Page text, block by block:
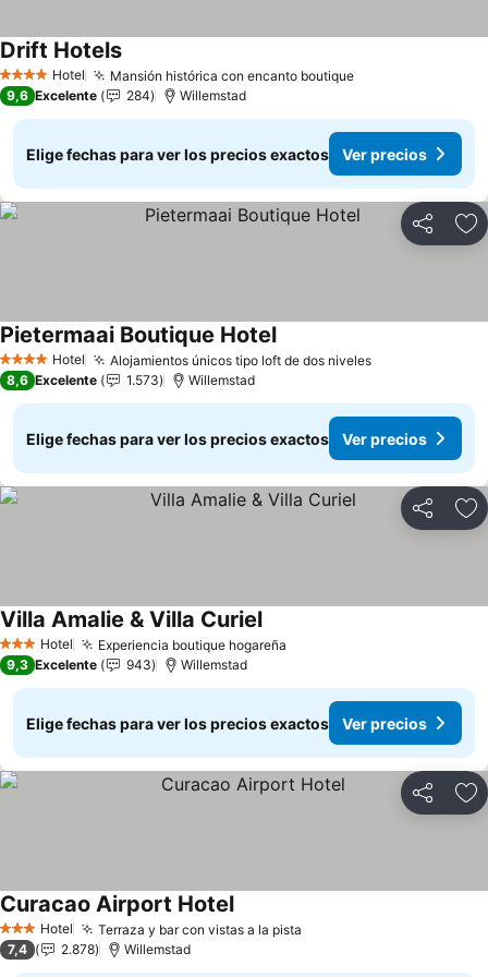
4 EstrellasHotel Mansión histórica con encanto boutiqueVer precios
Drift HotelsVer precios
9,6 Excelente 284 Willemstad
Elige fechas para ver los precios exactos Ver precios
Compartir
4 EstrellasHotel Alojamientos únicos tipo loft de dos nivelesVer precios
Pietermaai Boutique HotelVer precios
8,6 Excelente 1.573 Willemstad
Elige fechas para ver los precios exactos Ver precios
Compartir
3 Estrellas
Hotel Experiencia boutique hogareña
Villa Amalie & Villa CurielVer precios
9,3 Excelente 943 Willemstad
Elige fechas para ver los precios exactos Ver precios
Compartir
3 Estrellas
Hotel Terraza y bar con vistas a la pista
Curacao Airport HotelVer precios
7,4 2.878 Willemstad